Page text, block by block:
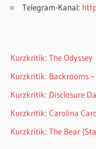
Telegram-Kanal:
Kurzkritik: The Odyssey
Kurzkritik: Backrooms
Kurzkritik: Disclosure
Kurzkritik: Carolina
Kurzkritik: The Bear